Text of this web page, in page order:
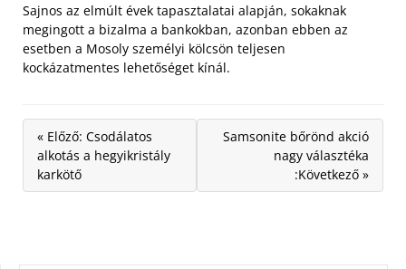
Sajnos az elmúlt évek tapasztalatai alapján, sokaknak
megingott a bizalma a bankokban, azonban ebben az
esetben a Mosoly személyi kölcsön teljesen
kockázatmentes lehetőséget kínál.
« Előző: Csodálatos
alkotás a hegyikristály
karkötő
Samsonite bőrönd akció
nagy választéka
:Következő »